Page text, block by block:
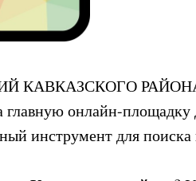
КАВКАЗСКОГО
онлайн-площадку
инструмент для